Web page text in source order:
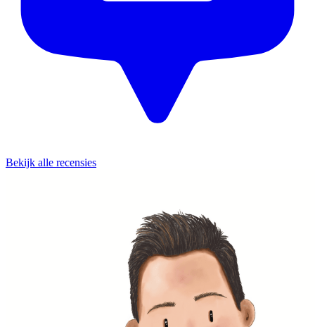
Bekijk alle recensies